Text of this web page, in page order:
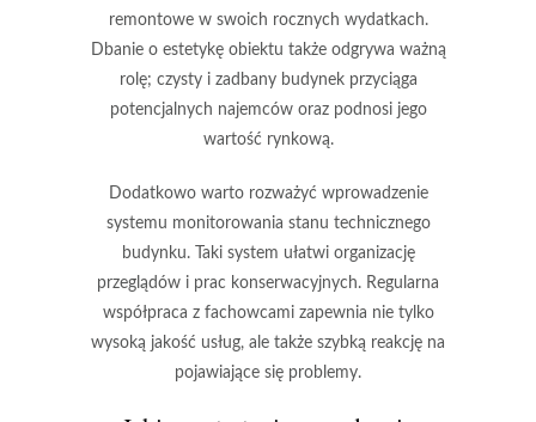
remontowe w swoich rocznych wydatkach.
Dbanie o estetykę obiektu także odgrywa ważną
rolę; czysty i zadbany budynek przyciąga
potencjalnych najemców oraz podnosi jego
wartość rynkową.
Dodatkowo warto rozważyć wprowadzenie
systemu monitorowania stanu technicznego
budynku. Taki system ułatwi organizację
przeglądów i prac konserwacyjnych. Regularna
współpraca z fachowcami zapewnia nie tylko
wysoką jakość usług, ale także szybką reakcję na
pojawiające się problemy.